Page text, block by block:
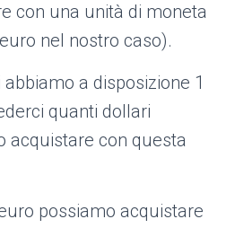
con una unità di moneta
nel nostro caso).
a disposizione 1
quanti dollari
acquistare con questa
possiamo acquistare